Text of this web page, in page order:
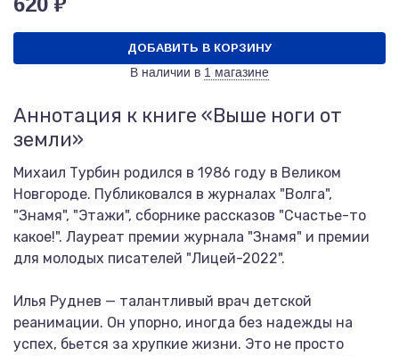
ДОБАВИТЬ В КОРЗИНУ
В наличии в 1 магазине
Аннотация к книге «Выше ноги от
земли»
Михаил Турбин родился в 1986 году в Великом
Новгороде. Публиковался в журналах "Волга",
"Знамя", "Этажи", сборнике рассказов "Счастье-то
какое!". Лауреат премии журнала "Знамя" и премии
для молодых писателей "Лицей-2022".
Илья Руднев — талантливый врач детской
реанимации. Он упорно, иногда без надежды на
успех, бьется за хрупкие жизни. Это не просто